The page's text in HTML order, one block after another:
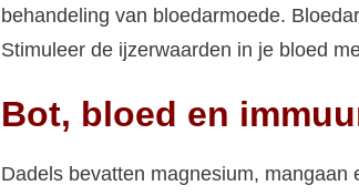
behandeling van bloedarmoede.
Stimuleer de ijzerwaarden in je bloed
Bot, bloed en
Dadels bevatten magnesium,